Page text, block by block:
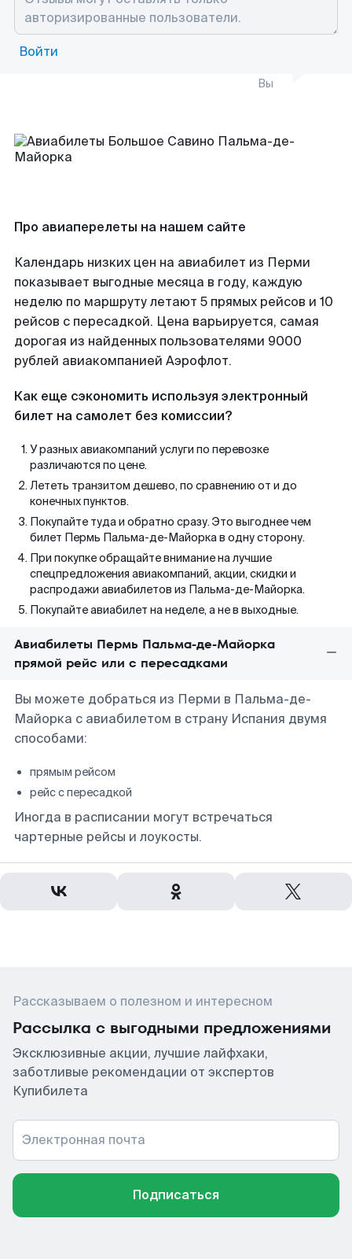
Войти
Вы
Про авиаперелеты на нашем сайте
Календарь низких цен на авиабилет из Перми
показывает выгодные месяца в году, каждую
неделю по маршруту летают 5 прямых рейсов и 10
рейсов с пересадкой. Цена варьируется, самая
дорогая из найденных пользователями 9000
рублей авиакомпанией Аэрофлот.
Как еще сэкономить используя электронный
билет на самолет без комиссии?
У разных авиакомпаний услуги по перевозке
различаются по цене.
Лететь транзитом дешево, по сравнению от и до
конечных пунктов.
Покупайте туда и обратно сразу. Это выгоднее чем
билет Пермь Пальма-де-Майорка в одну сторону.
При покупке обращайте внимание на лучшие
спецпредложения авиакомпаний, акции, скидки и
распродажи авиабилетов из Пальма-де-Майорка.
Покупайте авиабилет на неделе, а не в выходные.
Авиабилеты Пермь Пальма-де-Майорка
прямой рейс или с пересадками
Вы можете добраться из Перми в Пальма-де-
Майорка с авиабилетом в страну Испания двумя
способами:
прямым рейсом
рейс с пересадкой
Иногда в расписании могут встречаться
чартерные рейсы и лоукосты.
Рассказываем о полезном и интересном
Рассылка с выгодными предложениями
Эксклюзивные акции, лучшие лайфхаки,
заботливые рекомендации от экспертов
Купибилета
Электронная почта
Подписаться